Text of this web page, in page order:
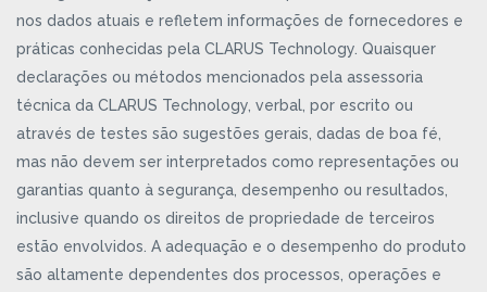
nos dados atuais e refletem informações de fornecedores e
práticas conhecidas pela CLARUS Technology. Quaisquer
declarações ou métodos mencionados pela assessoria
técnica da CLARUS Technology, verbal, por escrito ou
através de testes são sugestões gerais, dadas de boa fé,
mas não devem ser interpretados como representações ou
garantias quanto à segurança, desempenho ou resultados,
inclusive quando os direitos de propriedade de terceiros
estão envolvidos. A adequação e o desempenho do produto
são altamente dependentes dos processos, operações e